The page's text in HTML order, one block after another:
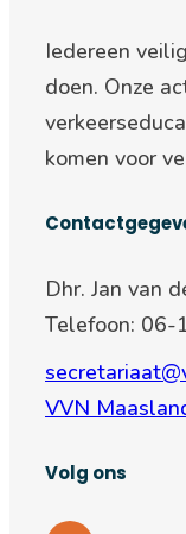
Iedereen
doen. Onze
komen voor
Dhr. Jan van
Telefoon: 06-
VVN
Volg ons